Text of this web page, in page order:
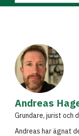
Andreas
Grundare, jurist och
Andreas har ägnat